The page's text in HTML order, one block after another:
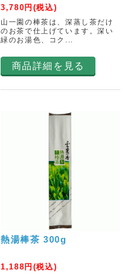
3,780円(税込)
山一園の棒茶は、深蒸し茶だけ
のお茶で仕上げています。深い
緑のお湯色、コク...
商品詳細を見る
熱湯棒茶 300g
1,188円(税込)